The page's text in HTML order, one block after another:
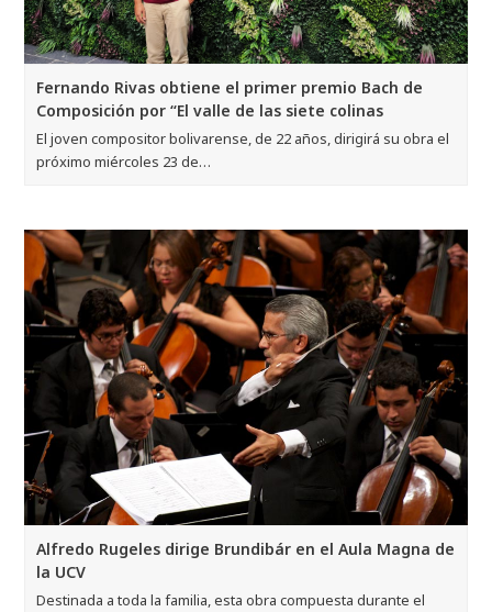
Fernando Rivas obtiene el primer premio Bach de
Composición por “El valle de las siete colinas
El joven compositor bolivarense, de 22 años, dirigirá su obra el
próximo miércoles 23 de…
Alfredo Rugeles dirige Brundibár en el Aula Magna de
la UCV
Destinada a toda la familia, esta obra compuesta durante el